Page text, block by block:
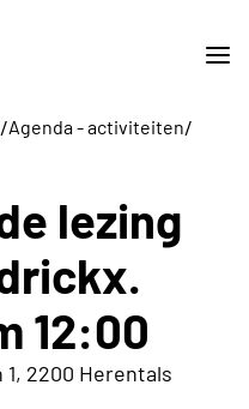
/Agenda - activiteiten/
lezing
12:00
2200 Herentals